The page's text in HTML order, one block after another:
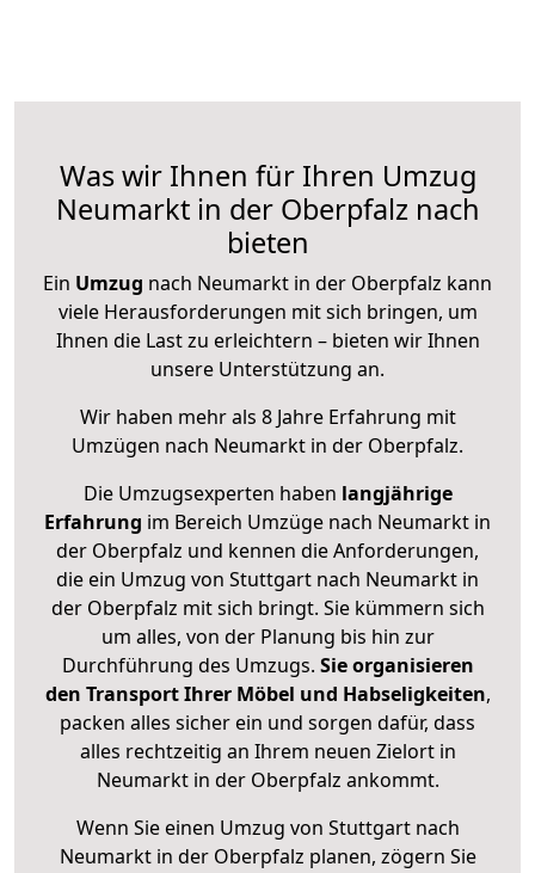
Was wir Ihnen für Ihren Umzug
Neumarkt in der Oberpfalz nach
bieten
Ein Umzug nach Neumarkt in der Oberpfalz kann
viele Herausforderungen mit sich bringen, um
Ihnen die Last zu erleichtern – bieten wir Ihnen
unsere Unterstützung an.
Wir haben mehr als 8 Jahre Erfahrung mit
Umzügen nach Neumarkt in der Oberpfalz.
Die Umzugsexperten haben langjährige
Erfahrung im Bereich Umzüge nach Neumarkt in
der Oberpfalz und kennen die Anforderungen,
die ein Umzug von Stuttgart nach Neumarkt in
der Oberpfalz mit sich bringt. Sie kümmern sich
um alles, von der Planung bis hin zur
Durchführung des Umzugs. Sie organisieren
den Transport Ihrer Möbel und Habseligkeiten,
packen alles sicher ein und sorgen dafür, dass
alles rechtzeitig an Ihrem neuen Zielort in
Neumarkt in der Oberpfalz ankommt.
Wenn Sie einen Umzug von Stuttgart nach
Neumarkt in der Oberpfalz planen, zögern Sie